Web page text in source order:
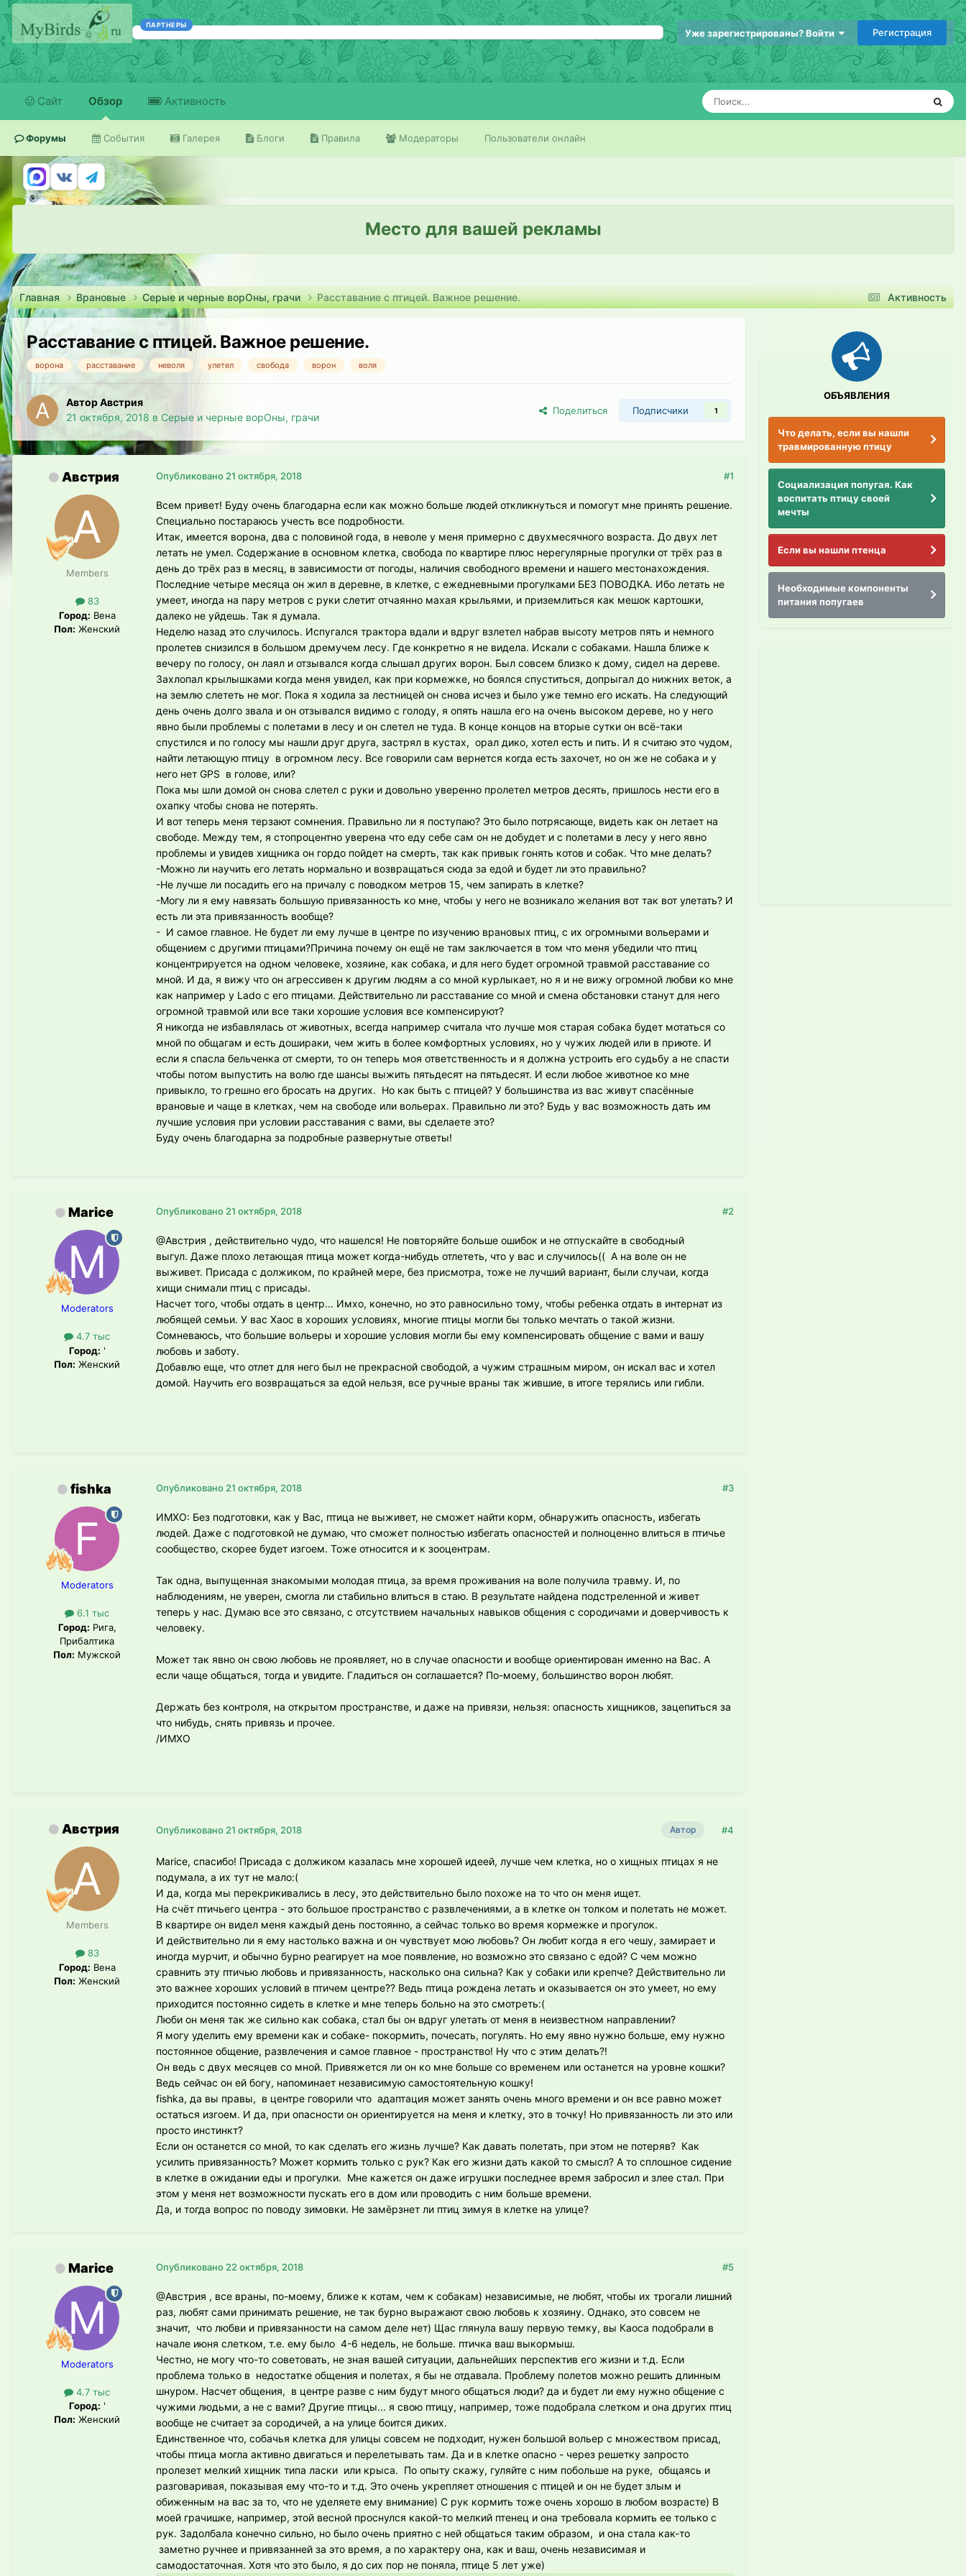
ПАРТНЕРЫ
Уже зарегистрированы? Войти Регистрация
Сайт Обзор
Форумы События Галерея Блоги Правила Модераторы Пользователи онлайн
Активность
Место для вашей рекламы
Активность
Главная Врановые Серые и черные ворОны, грачи Расставание с птицей. Важное решение.
Расставание с птицей. Важное решение.
ворона расставание неволя улетел свобода ворон воля
Автор Австрия
21 октября, 2018 в Серые и черные ворОны, грачи
Поделиться Подписчики 1
Австрия
Members
83
Город: Вена
Пол: Женский
#1
Опубликовано 21 октября, 2018
Всем привет! Буду очень благодарна если как можно больше людей откликнуться и помогут мне принять решение.
Специально постараюсь учесть все подробности.
Итак, имеется ворона, два с половиной года, в неволе у меня примерно с двухмесячного возраста. До двух лет
летать не умел. Содержание в основном клетка, свобода по квартире плюс нерегулярные прогулки от трёх раз в
день до трёх раз в месяц, в зависимости от погоды, наличия свободного времени и нашего местонахождения.
Последние четыре месяца он жил в деревне, в клетке, с ежедневными прогулками БЕЗ ПОВОДКА. Ибо летать не
умеет, иногда на пару метров с руки слетит отчаянно махая крыльями, и приземлиться как мешок картошки,
далеко не уйдешь. Так я думала.
Неделю назад это случилось. Испугался трактора вдали и вдруг взлетел набрав высоту метров пять и немного
пролетев снизился в большом дремучем лесу. Где конкретно я не видела. Искали с собаками. Нашла ближе к
вечеру по голосу, он лаял и отзывался когда слышал других ворон. Был совсем близко к дому, сидел на дереве.
Захлопал крылышками когда меня увидел, как при кормежке, но боялся спуститься, допрыгал до нижних веток, а
на землю слететь не мог. Пока я ходила за лестницей он снова исчез и было уже темно его искать. На следующий
день очень долго звала и он отзывался видимо с голоду, я опять нашла его на очень высоком дереве, но у него
явно были проблемы с полетами в лесу и он слетел не туда. В конце концов на вторые сутки он всё-таки
спустился и по голосу мы нашли друг друга, застрял в кустах, орал дико, хотел есть и пить. И я считаю это чудом,
найти летающую птицу в огромном лесу. Все говорили сам вернется когда есть захочет, но он же не собака и у
него нет GPS в голове, или?
Пока мы шли домой он снова слетел с руки и довольно уверенно пролетел метров десять, пришлось нести его в
охапку чтобы снова не потерять.
И вот теперь меня терзают сомнения. Правильно ли я поступаю? Это было потрясающе, видеть как он летает на
свободе. Между тем, я стопроцентно уверена что еду себе сам он не добудет и с полетами в лесу у него явно
проблемы и увидев хищника он гордо пойдет на смерть, так как привык гонять котов и собак. Что мне делать?
-Можно ли научить его летать нормально и возвращаться сюда за едой и будет ли это правильно?
-Не лучше ли посадить его на причалу с поводком метров 15, чем запирать в клетке?
-Могу ли я ему навязать большую привязанность ко мне, чтобы у него не возникало желания вот так вот улетать? И
есть ли эта привязанность вообще?
- И самое главное. Не будет ли ему лучше в центре по изучению врановых птиц, с их огромными вольерами и
общением с другими птицами?Причина почему он ещё не там заключается в том что меня убедили что птиц
концентрируется на одном человеке, хозяине, как собака, и для него будет огромной травмой расставание со
мной. И да, я вижу что он агрессивен к другим людям а со мной курлыкает, но я и не вижу огромной любви ко мне
как например у Lado с его птицами. Действительно ли расставание со мной и смена обстановки станут для него
огромной травмой или все таки хорошие условия все компенсируют?
Я никогда не избавлялась от животных, всегда например считала что лучше моя старая собака будет мотаться со
мной по общагам и есть дошираки, чем жить в более комфортных условиях, но у чужих людей или в приюте. И
если я спасла бельченка от смерти, то он теперь моя ответственность и я должна устроить его судьбу а не спасти
чтобы потом выпустить на волю где шансы выжить пятьдесят на пятьдесят. И если любое животное ко мне
привыкло, то грешно его бросать на других. Но как быть с птицей? У большинства из вас живут спасённые
врановые и чаще в клетках, чем на свободе или вольерах. Правильно ли это? Будь у вас возможность дать им
лучшие условия при условии расставания с вами, вы сделаете это?
Буду очень благодарна за подробные развернутые ответы!
Marice
Moderators
4.7 тыс
Город: '
Пол: Женский
#2
Опубликовано 21 октября, 2018
@Австрия , действительно чудо, что нашелся! Не повторяйте больше ошибок и не отпускайте в свободный
выгул. Даже плохо летающая птица может когда-нибудь отлететь, что у вас и случилось(( А на воле он не
выживет. Присада с должиком, по крайней мере, без присмотра, тоже не лучший вариант, были случаи, когда
хищи снимали птиц с присады.
Насчет того, чтобы отдать в центр... Имхо, конечно, но это равносильно тому, чтобы ребенка отдать в интернат из
любящей семьи. У вас Хаос в хороших условиях, многие птицы могли бы только мечтать о такой жизни.
Сомневаюсь, что большие вольеры и хорошие условия могли бы ему компенсировать общение с вами и вашу
любовь и заботу.
Добавлю еще, что отлет для него был не прекрасной свободой, а чужим страшным миром, он искал вас и хотел
домой. Научить его возвращаться за едой нельзя, все ручные враны так жившие, в итоге терялись или гибли.
fishka
Moderators
6.1 тыс
Город: Рига,
Прибалтика
Пол: Мужской
#3
Опубликовано 21 октября, 2018
ИМХО: Без подготовки, как у Вас, птица не выживет, не сможет найти корм, обнаружить опасность, избегать
людей. Даже с подготовкой не думаю, что сможет полностью избегать опасностей и полноценно влиться в птичье
сообщество, скорее будет изгоем. Тоже относится и к зооцентрам.
Так одна, выпущенная знакомыми молодая птица, за время проживания на воле получила травму. И, по
наблюдениям, не уверен, смогла ли стабильно влиться в стаю. В результате найдена подстреленной и живет
теперь у нас. Думаю все это связано, с отсутствием начальных навыков общения с сородичами и доверчивость к
человеку.
Может так явно он свою любовь не проявляет, но в случае опасности и вообще ориентирован именно на Вас. А
если чаще общаться, тогда и увидите. Гладиться он соглашается? По-моему, большинство ворон любят.
Держать без контроля, на открытом пространстве, и даже на привязи, нельзя: опасность хищников, зацепиться за
что нибудь, снять привязь и прочее.
/ИМХО
Австрия
Members
83
Город: Вена
Пол: Женский
Автор #4
Опубликовано 21 октября, 2018
Marice, спасибо! Присада с должиком казалась мне хорошей идеей, лучше чем клетка, но о хищных птицах я не
подумала, а их тут не мало:(
И да, когда мы перекрикивались в лесу, это действительно было похоже на то что он меня ищет.
На счёт птичьего центра - это большое пространство с развлечениями, а в клетке он толком и полетать не может.
В квартире он видел меня каждый день постоянно, а сейчас только во время кормежке и прогулок.
И действительно ли я ему настолько важна и он чувствует мою любовь? Он любит когда я его чешу, замирает и
иногда мурчит, и обычно бурно реагирует на мое появление, но возможно это связано с едой? С чем можно
сравнить эту птичью любовь и привязанность, насколько она сильна? Как у собаки или крепче? Действительно ли
это важнее хороших условий в птичем центре?? Ведь птица рождена летать и оказывается он это умеет, но ему
приходится постоянно сидеть в клетке и мне теперь больно на это смотреть:(
Люби он меня так же сильно как собака, стал бы он вдруг улетать от меня в неизвестном направлении?
Я могу уделить ему времени как и собаке- покормить, почесать, погулять. Но ему явно нужно больше, ему нужно
постоянное общение, развлечения и самое главное - пространство! Ну что с этим делать?!
Он ведь с двух месяцев со мной. Привяжется ли он ко мне больше со временем или останется на уровне кошки?
Ведь сейчас он ей богу, напоминает независимую самостоятельную кошку!
fishka, да вы правы, в центре говорили что адаптация может занять очень много времени и он все равно может
остаться изгоем. И да, при опасности он ориентируется на меня и клетку, это в точку! Но привязанность ли это или
просто инстинкт?
Если он останется со мной, то как сделать его жизнь лучше? Как давать полетать, при этом не потеряв? Как
усилить привязанность? Может кормить только с рук? Как его жизни дать какой то смысл? А то сплошное сидение
в клетке в ожидании еды и прогулки. Мне кажется он даже игрушки последнее время забросил и злее стал. При
этом у меня нет возможности пускать его в дом или проводить с ним больше времени.
Да, и тогда вопрос по поводу зимовки. Не замёрзнет ли птиц зимуя в клетке на улице?
Marice
Moderators
4.7 тыс
Город: '
Пол: Женский
#5
Опубликовано 22 октября, 2018
@Австрия , все враны, по-моему, ближе к котам, чем к собакам) независимые, не любят, чтобы их трогали лишний
раз, любят сами принимать решение, не так бурно выражают свою любовь к хозяину. Однако, это совсем не
значит, что любви и привязанности на самом деле нет) Щас глянула вашу первую темку, вы Каоса подобрали в
начале июня слетком, т.е. ему было 4-6 недель, не больше. птичка ваш выкормыш.
Честно, не могу что-то советовать, не зная вашей ситуации, дальнейших перспектив его жизни и т.д. Если
проблема только в недостатке общения и полетах, я бы не отдавала. Проблему полетов можно решить длинным
шнуром. Насчет общения, в центре разве с ним будут много общаться люди? да и будет ли ему нужно общение с
чужими людьми, а не с вами? Другие птицы... я свою птицу, например, тоже подобрала слетком и она других птиц
вообще не считает за сородичей, а на улице боится диких.
Единственное что, собачья клетка для улицы совсем не подходит, нужен большой вольер с множеством присад,
чтобы птица могла активно двигаться и перелетывать там. Да и в клетке опасно - через решетку запросто
пролезет мелкий хищник типа ласки или крыса. По опыту скажу, гуляйте с ним побольше на руке, общаясь и
разговаривая, показывая ему что-то и т.д. Это очень укрепляет отношения с птицей и он не будет злым и
обиженным на вас за то, что не уделяете ему внимание) С рук кормить тоже очень хорошо в любом возрасте) В
моей грачишке, например, этой весной проснулся какой-то мелкий птенец и она требовала кормить ее только с
рук. Задолбала конечно сильно, но было очень приятно с ней общаться таким образом, и она стала как-то
заметно ручнее и привязанней за это время, а по характеру она, как и ваш, очень независимая и
самодостаточная. Хотя что это было, я до сих пор не поняла, птице 5 лет уже)
ОБЪЯВЛЕНИЯ
Что делать, если вы нашли
травмированную птицу
Социализация попугая. Как
воспитать птицу своей
мечты
Если вы нашли птенца
Необходимые компоненты
питания попугаев